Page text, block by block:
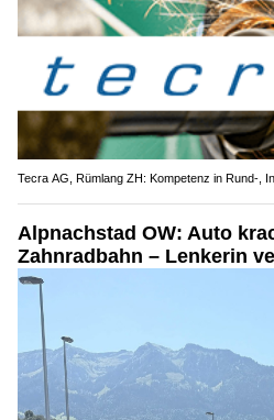
Tecra AG, Rümlang ZH: Kompetenz in Rund-,
Alpnachstad OW: Auto
Zahnradbahn – Lenkerin